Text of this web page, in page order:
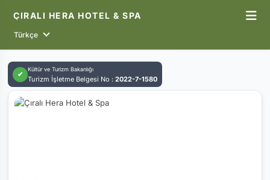
ÇIRALI HERA HOTEL & SPA
Türkçe
✔
Kültür ve Turizm Bakanlığı
Turizm İşletme Belgesi No :2022-7-1580